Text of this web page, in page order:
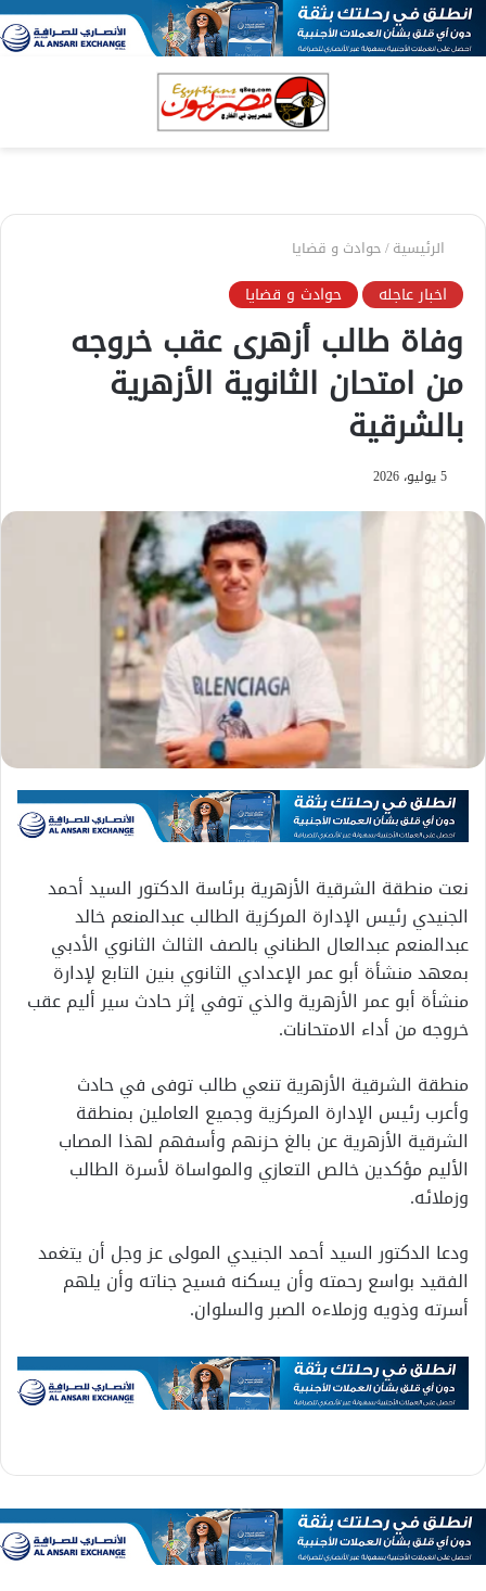
الرئيسية/حوادث و قضايا
اخبار عاجله حوادث و قضايا
وفاة طالب أزهرى عقب خروجه
من امتحان الثانوية الأزهرية
بالشرقية
5 يوليو، 2026
نعت منطقة الشرقية الأزهرية برئاسة الدكتور السيد أحمد
الجنيدي رئيس الإدارة المركزية الطالب عبدالمنعم خالد
عبدالمنعم عبدالعال الطناني بالصف الثالث الثانوي الأدبي
بمعهد منشأة أبو عمر الإعدادي الثانوي بنين التابع لإدارة
منشأة أبو عمر الأزهرية والذي توفي إثر حادث سير أليم عقب
خروجه من أداء الامتحانات.
منطقة الشرقية الأزهرية تنعي طالب توفى في حادث
وأعرب رئيس الإدارة المركزية وجميع العاملين بمنطقة
الشرقية الأزهرية عن بالغ حزنهم وأسفهم لهذا المصاب
الأليم مؤكدين خالص التعازي والمواساة لأسرة الطالب
وزملائه.
ودعا الدكتور السيد أحمد الجنيدي المولى عز وجل أن يتغمد
الفقيد بواسع رحمته وأن يسكنه فسيح جناته وأن يلهم
أسرته وذويه وزملاءه الصبر والسلوان.